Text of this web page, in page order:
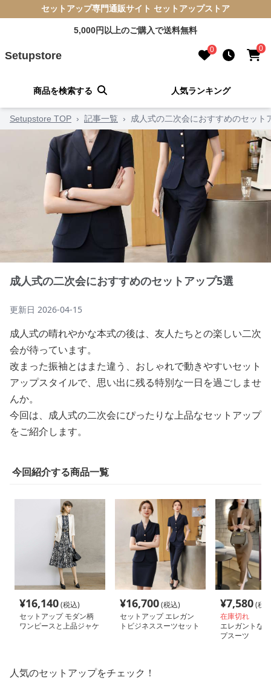
セットアップ専門通販サイト セットアップストア
5,000円以上のご購入で送料無料
Setupstore 0 0
商品を検索する 人気ランキング
Setupstore TOP › 記事一覧 › 成人式の二次会におすすめのセット
成人式の二次会におすすめのセットアップ5選
更新日 2026-04-15
成人式の晴れやかな本式の後は、友人たちとの楽しい二次
会が待っています。
改まった振袖とはまた違う、おしゃれで動きやすいセット
アップスタイルで、思い出に残る特別な一日を過ごしませ
んか。
今回は、成人式の二次会にぴったりな上品なセットアップ
をご紹介します。
今回紹介する商品一覧
¥16,140(税込)
セットアップ モダン柄
ワンピースと上品ジャケ
¥16,700(税込)
セットアップ エレガン
トビジネススーツセット
¥7,580(税
在庫切れ
エレガントな
プスーツ
人気のセットアップをチェック！